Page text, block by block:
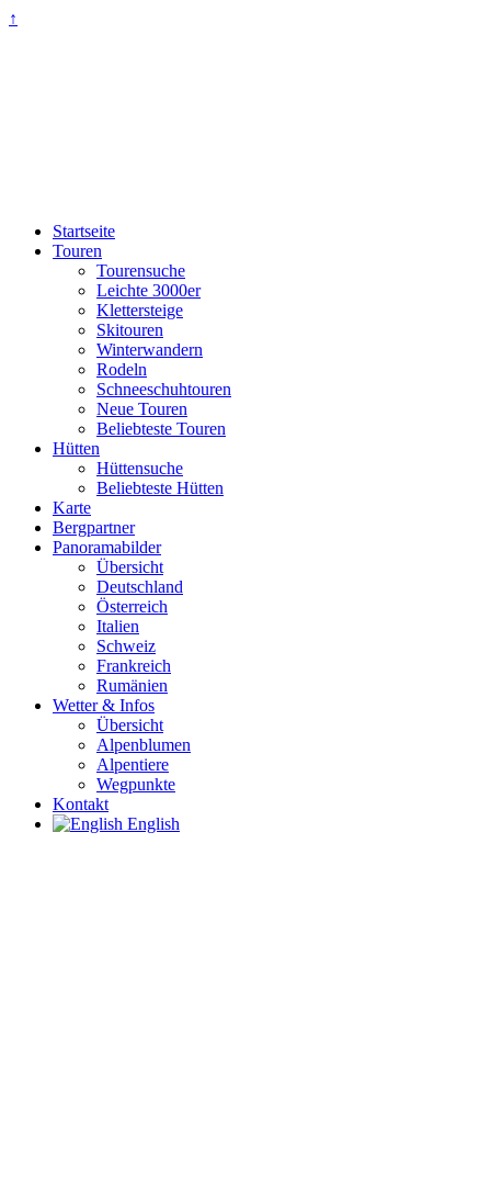
↑
Startseite
Touren
Tourensuche
Leichte 3000er
Klettersteige
Skitouren
Winterwandern
Rodeln
Schneeschuhtouren
Neue Touren
Beliebteste Touren
Hütten
Hüttensuche
Beliebteste Hütten
Karte
Bergpartner
Panoramabilder
Übersicht
Deutschland
Österreich
Italien
Schweiz
Frankreich
Rumänien
Wetter & Infos
Übersicht
Alpenblumen
Alpentiere
Wegpunkte
Kontakt
English